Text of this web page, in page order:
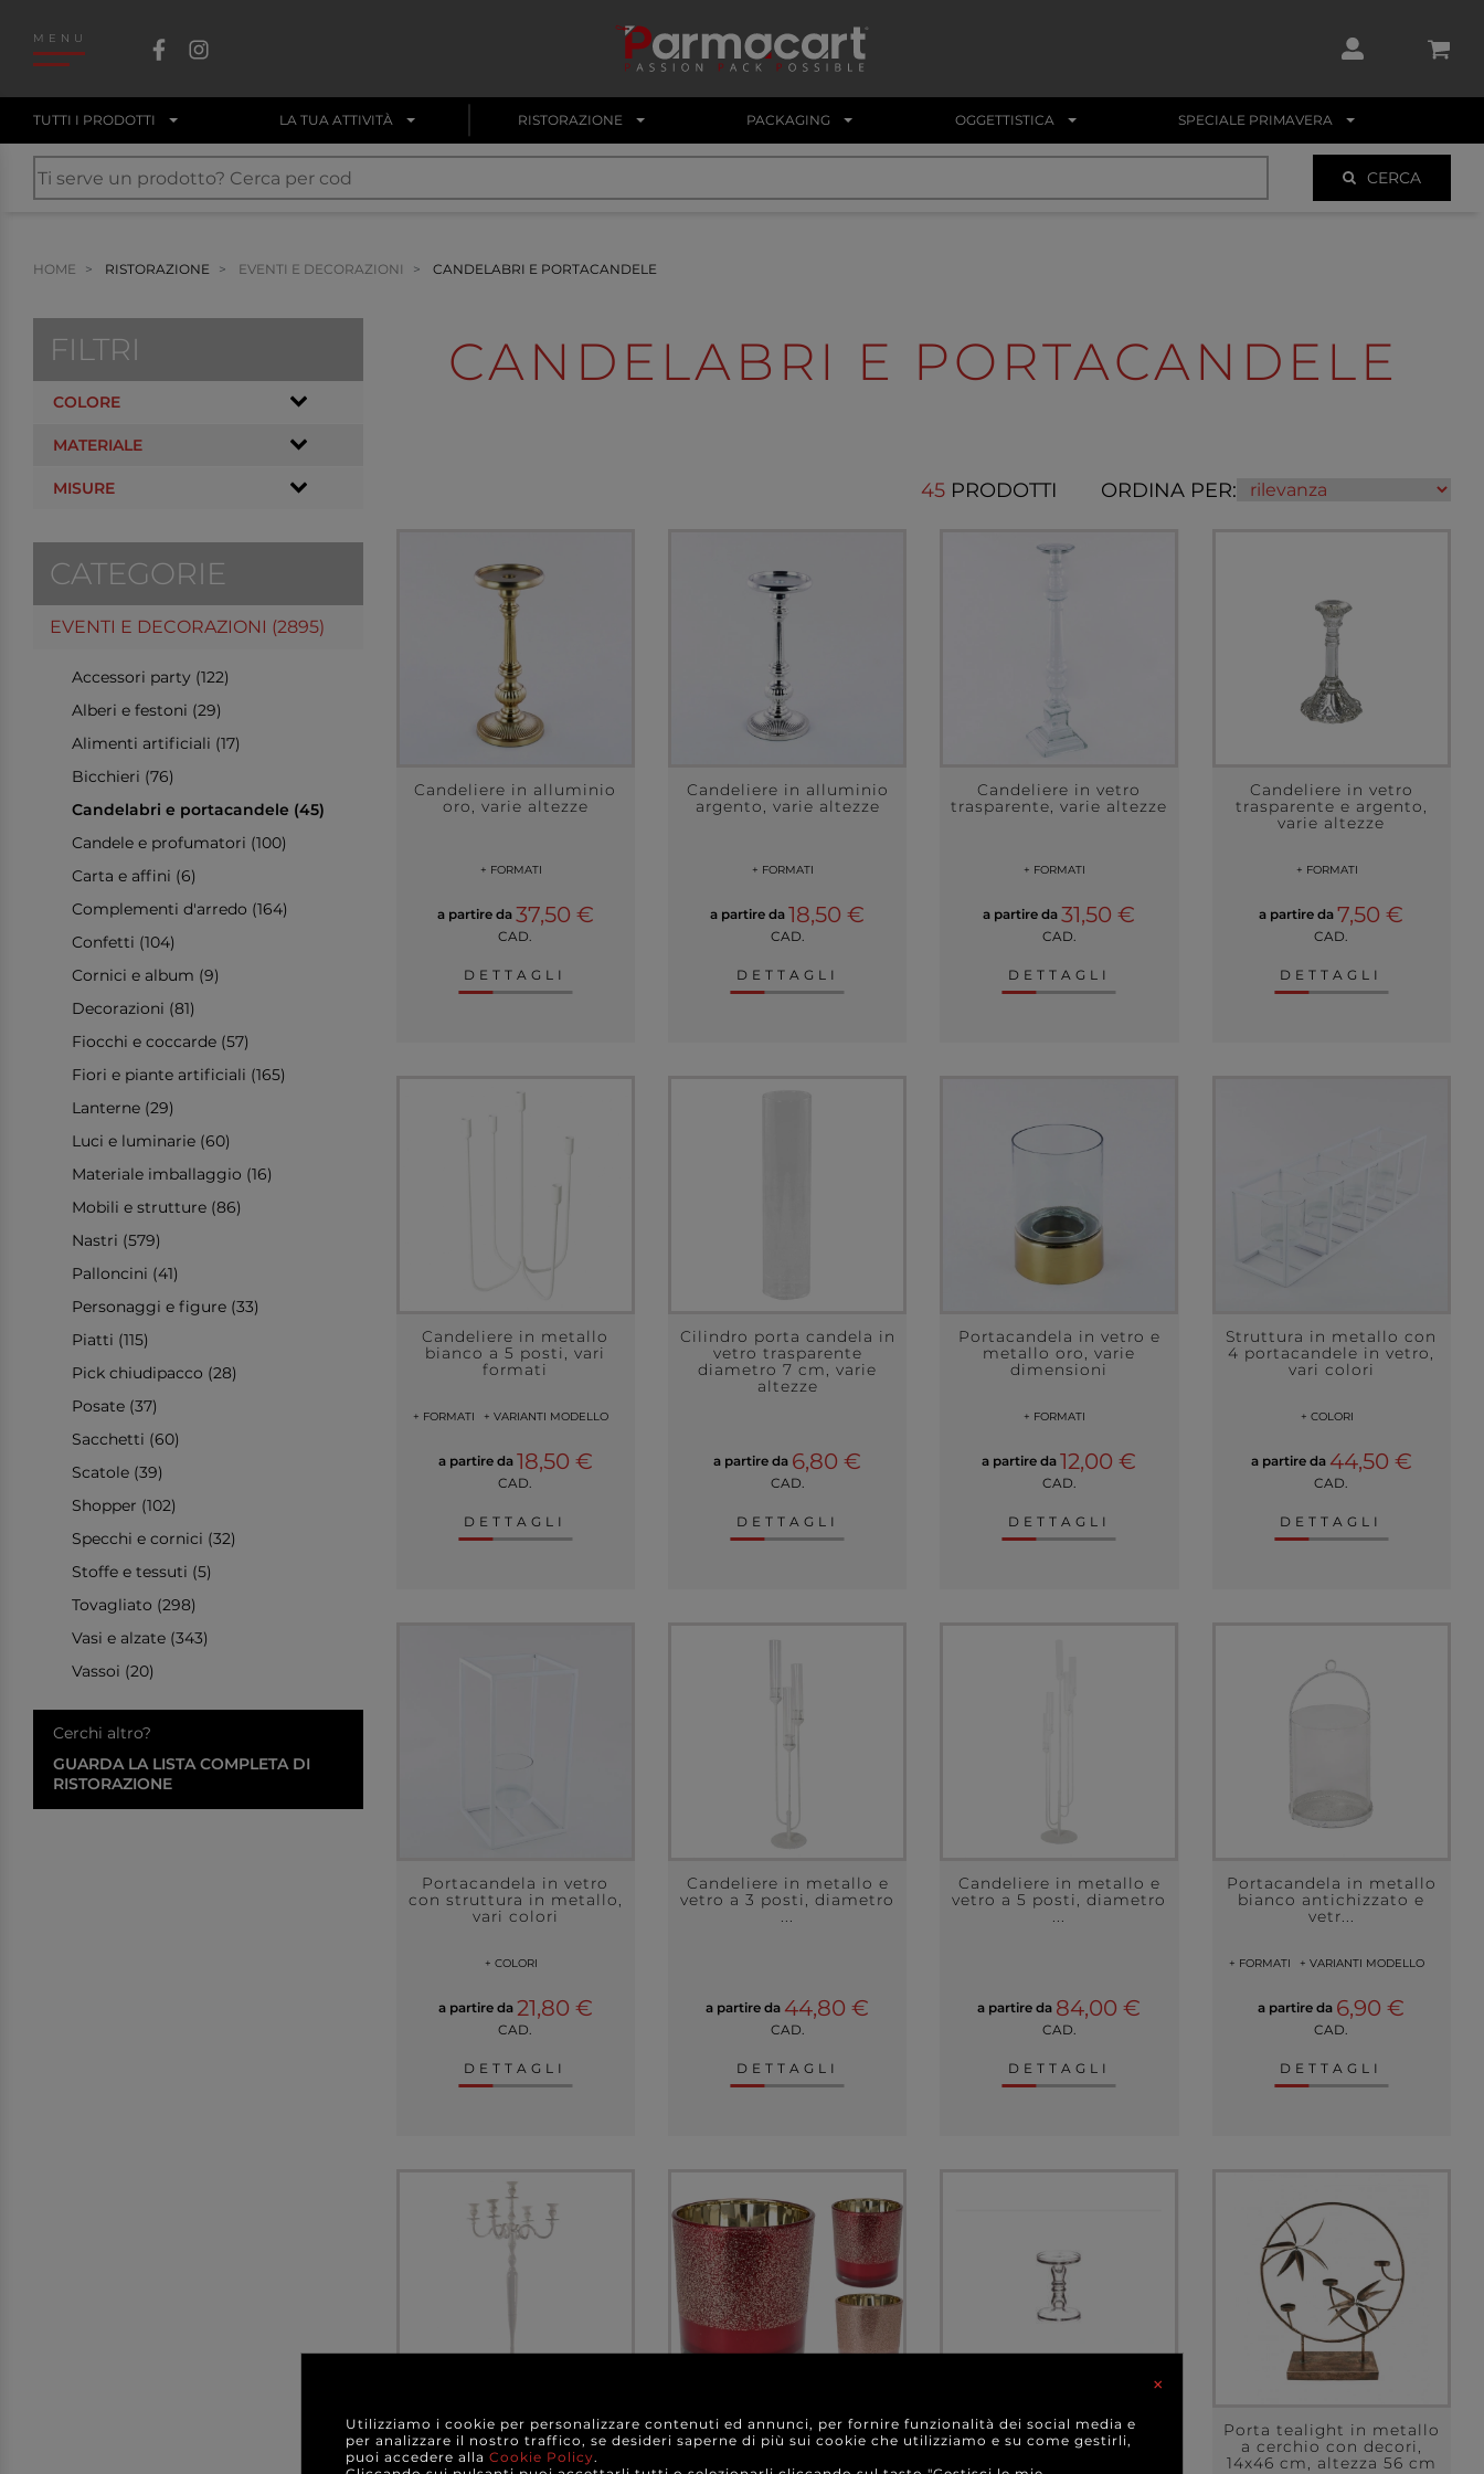
MENU
TUTTI I PRODOTTI LA TUA ATTIVITÀ RISTORAZIONE PACKAGING OGGETTISTICA SPECIALE PRIMAVERA
CERCA
HOME RISTORAZIONE EVENTI E DECORAZIONI CANDELABRI E PORTACANDELE
FILTRI
COLORE
MATERIALE
MISURE
CATEGORIE
EVENTI E DECORAZIONI (2895)
Accessori party (122)
Alberi e festoni (29)
Alimenti artificiali (17)
Bicchieri (76)
Candelabri e portacandele (45)
Candele e profumatori (100)
Carta e affini (6)
Complementi d'arredo (164)
Confetti (104)
Cornici e album (9)
Decorazioni (81)
Fiocchi e coccarde (57)
Fiori e piante artificiali (165)
Lanterne (29)
Luci e luminarie (60)
Materiale imballaggio (16)
Mobili e strutture (86)
Nastri (579)
Palloncini (41)
Personaggi e figure (33)
Piatti (115)
Pick chiudipacco (28)
Posate (37)
Sacchetti (60)
Scatole (39)
Shopper (102)
Specchi e cornici (32)
Stoffe e tessuti (5)
Tovagliato (298)
Vasi e alzate (343)
Vassoi (20)
Cerchi altro?
GUARDA LA LISTA COMPLETA DI
RISTORAZIONE
CANDELABRI E PORTACANDELE
45 PRODOTTI ORDINA PER:
Candeliere in alluminio
oro, varie altezze
+ FORMATI
a partire da 37,50 €
CAD.
DETTAGLI
Candeliere in alluminio
argento, varie altezze
+ FORMATI
a partire da 18,50 €
CAD.
DETTAGLI
Candeliere in vetro
trasparente, varie altezze
+ FORMATI
a partire da 31,50 €
CAD.
DETTAGLI
Candeliere in vetro
trasparente e argento,
varie altezze
+ FORMATI
a partire da7,50 €
CAD.
DETTAGLI
Candeliere in metallo
bianco a 5 posti, vari
formati
+ FORMATI + VARIANTI MODELLO
a partire da 18,50 €
CAD.
DETTAGLI
Cilindro porta candela in
vetro trasparente
diametro 7 cm, varie
altezze
a partire da 6,80 €
CAD.
DETTAGLI
Portacandela in vetro e
metallo oro, varie
dimensioni
+ FORMATI
a partire da 12,00 €
CAD.
DETTAGLI
Struttura in metallo con
4 portacandele in vetro,
vari colori
+ COLORI
a partire da 44,50 €
CAD.
DETTAGLI
Portacandela in vetro
con struttura in metallo,
vari colori
+ COLORI
a partire da 21,80 €
CAD.
DETTAGLI
Candeliere in metallo e
vetro a 3 posti, diametro
a partire da 44,80 €
CAD.
DETTAGLI
Candeliere in metallo e
vetro a 5 posti, diametro
a partire da 84,00 €
CAD.
DETTAGLI
Portacandela in metallo
bianco antichizzato e
vetr...
+ FORMATI + VARIANTI MODELLO
a partire da 6,90 €
CAD.
DETTAGLI
Candelabro in alluminio
bianco a 5 posti, varie
altezze
Portatealight in vetro
colori assortiti, varie
Porta candela in vetro,
diametro 13 cm, altezza
Porta tealight in metallo
a cerchio con decori,
14x46 cm, altezza 56 cm
×
Utilizziamo i cookie per personalizzare contenuti ed annunci, per fornire funzionalità dei social media e
per analizzare il nostro traffico, se desideri saperne di più sui cookie che utilizziamo e su come gestirli,
puoi accedere alla Cookie Policy.